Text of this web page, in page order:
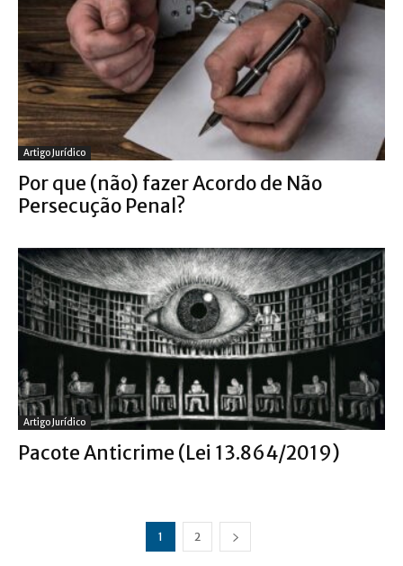
Artigo Jurídico
Por que (não) fazer Acordo de Não
Persecução Penal?
Artigo Jurídico
Pacote Anticrime (Lei 13.864/2019)
1 2